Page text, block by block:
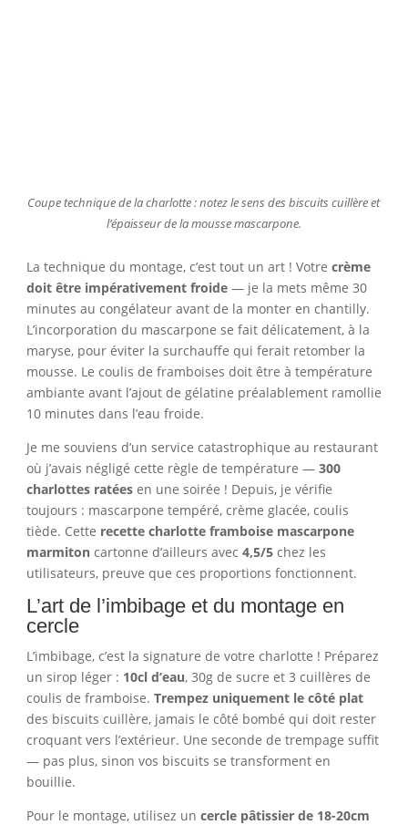
Coupe technique de la charlotte : notez le sens des biscuits cuillère et
l’épaisseur de la mousse mascarpone.
La technique du montage, c’est tout un art ! Votre crème
doit être impérativement froide— je la mets même 30
minutes au congélateur avant de la monter en chantilly.
L’incorporation du mascarpone se fait délicatement, à la
maryse, pour éviter la surchauffe qui ferait retomber la
mousse. Le coulis de framboises doit être à température
ambiante avant l’ajout de gélatine préalablement ramollie
10 minutes dans l’eau froide.
Je me souviens d’un service catastrophique au restaurant
où j’avais négligé cette règle de température — 300
charlottes ratéesen une soirée ! Depuis, je vérifie
toujours : mascarpone tempéré, crème glacée, coulis
tiède. Cette recette charlotte framboise mascarpone
marmitoncartonne d’ailleurs avec 4,5/5chez les
utilisateurs, preuve que ces proportions fonctionnent.
L’art de l’imbibage et du montage en
cercle
L’imbibage, c’est la signature de votre charlotte ! Préparez
un sirop léger : 10cl d’eau, 30g de sucre et 3 cuillères de
coulis de framboise. Trempez uniquement le côté plat
des biscuits cuillère, jamais le côté bombé qui doit rester
croquant vers l’extérieur. Une seconde de trempage suffit
— pas plus, sinon vos biscuits se transforment en
bouillie.
Pour le montage, utilisez un cercle pâtissier de 18-20cm